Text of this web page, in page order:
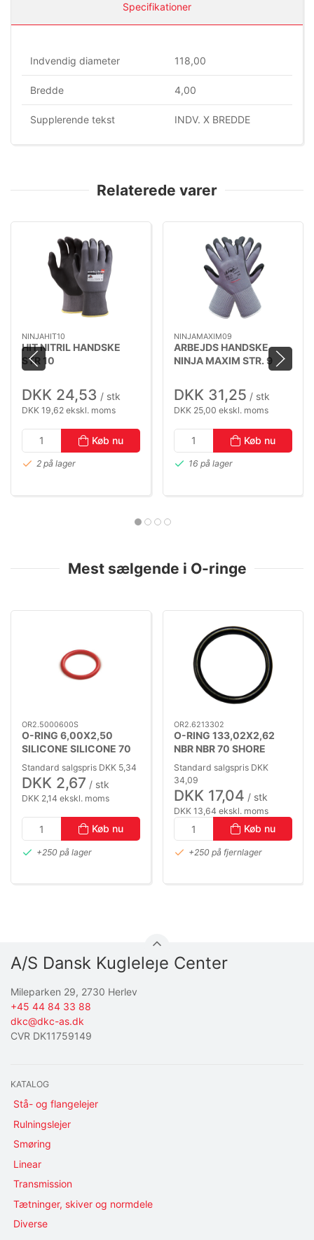
Specifikationer
Indvendig diameter 118,00
Bredde 4,00
Supplerende tekst INDV. X BREDDE
Relaterede varer
NINJAHIT10
HIT NITRIL HANDSKE
STR 10
DKK 24,53 / stk
DKK 19,62 ekskl. moms
Køb nu
2 på lager
NINJAMAXIM09
ARBEJDS HANDSKE
NINJA MAXIM STR. 9
DKK 31,25 / stk
DKK 25,00 ekskl. moms
Køb nu
16 på lager
Mest sælgende i O-ringe
OR2.5000600S
O-RING 6,00X2,50
SILICONE SILICONE 70
SHORE
Standard salgspris DKK 5,34
DKK 2,67 / stk
DKK 2,14 ekskl. moms
Køb nu
+250 på lager
OR2.6213302
O-RING 133,02X2,62
NBR NBR 70 SHORE
Standard salgspris DKK
34,09
DKK 17,04 / stk
DKK 13,64 ekskl. moms
Køb nu
+250 på fjernlager
A/S Dansk Kugleleje Center
Mileparken 29, 2730 Herlev
+45 44 84 33 88
dkc@dkc-as.dk
CVR DK11759149
KATALOG
Stå- og flangelejer
Rulningslejer
Smøring
Linear
Transmission
Tætninger, skiver og normdele
Diverse